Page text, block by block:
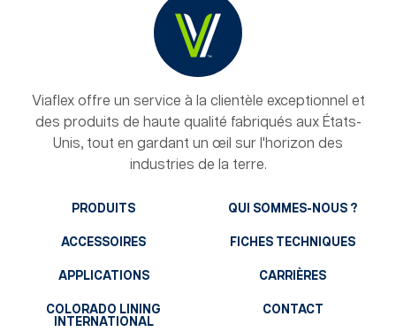
Viaflex offre un service à la clientèle exceptionnel et
des produits de haute qualité fabriqués aux États-
Unis, tout en gardant un œil sur l'horizon des
industries de la terre.
PRODUITS
ACCESSOIRES
APPLICATIONS
COLORADO LINING
INTERNATIONAL
QUI SOMMES-NOUS ?
FICHES TECHNIQUES
CARRIÈRES
CONTACT